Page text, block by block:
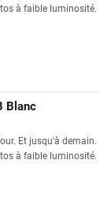
à faible luminosité.
Blanc
Et jusqu'à demain.
à faible luminosité.